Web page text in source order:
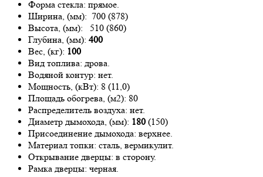
Форма стекла: прямое.
Ширина, (мм): 700 (878)
Высота, (мм): 510 (860)
Глубина, (мм): 400
Вес, (кг): 100
Вид топлива: дрова.
Водяной контур: нет.
Мощность, (кВт): 8 (11,0)
Площадь обогрева, (м2): 80
Распределитель воздуха: нет.
Диаметр дымохода, (мм): 180 (150)
Присоединение дымохода: верхнее.
Материал топки: сталь, вермикулит.
Открывание дверцы: в сторону.
Рамка дверцы: черная.